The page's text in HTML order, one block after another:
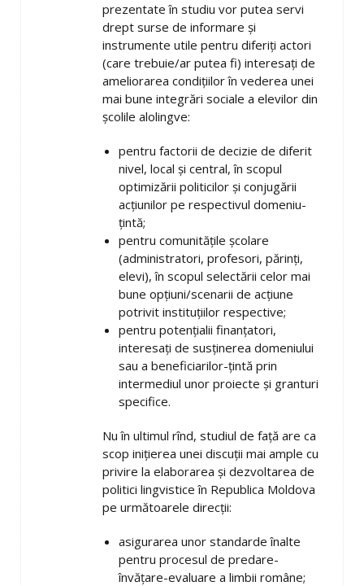
prezentate în studiu vor putea servi
drept surse de informare şi
instrumente utile pentru diferiţi actori
(care trebuie/ar putea fi) interesaţi de
ameliorarea condiţiilor în vederea unei
mai bune integrări sociale a elevilor din
şcolile alolingve:
pentru factorii de decizie de diferit
nivel, local şi central, în scopul
optimizării politicilor şi conjugării
acţiunilor pe respectivul domeniu-
ţintă;
pentru comunităţile şcolare
(administratori, profesori, părinţi,
elevi), în scopul selectării celor mai
bune opţiuni/scenarii de acţiune
potrivit instituţiilor respective;
pentru potenţialii finanţatori,
interesaţi de susţinerea domeniului
sau a beneficiarilor-ţintă prin
intermediul unor proiecte şi granturi
specifice.
Nu în ultimul rînd, studiul de faţă are ca
scop iniţierea unei discuţii mai ample cu
privire la elaborarea şi dezvoltarea de
politici lingvistice în Republica Moldova
pe următoarele direcţii:
asigurarea unor standarde înalte
pentru procesul de predare-
învăţare-evaluare a limbii române;